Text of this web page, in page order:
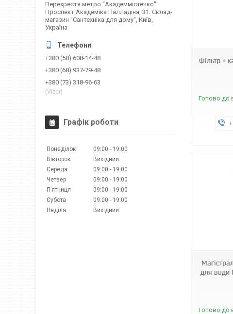
Фільтр +
Готово до
для води
Готово до
Перехрестя метро "Академмістечко".
Проспект Академіка Палладіна, 31. Склад-
магазин "Сантехніка для дому", Київ,
Україна
+380 (50) 608-14-48
+380 (68) 937-79-48
+380 (73) 318-96-63
(Viber)
Графік роботи
Понеділок 09:00
19:00
Вівторок
Вихідний
Середа
09:00
19:00
Четвер
09:00
19:00
Пʼятниця
09:00
19:00
Субота
09:00
19:00
Неділя
Вихідний